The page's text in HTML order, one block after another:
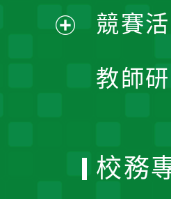
競賽
教師
開
校務